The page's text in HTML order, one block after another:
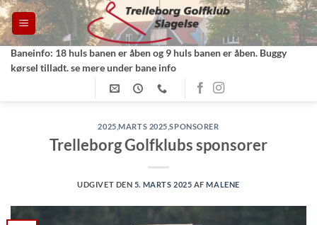
Fortsæt
til
indhold
Baneinfo: 18 huls banen er åben og 9 huls banen er åben. Buggy
kørsel tilladt. se mere under bane info
2025 ,MARTS 2025 ,SPONSORER
Trelleborg Golfklubs sponsorer
UDGIVET DEN 5. MARTS 2025 AFMALENE